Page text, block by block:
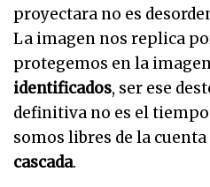
proyectara no es
La imagen nos replica
protegemos en la
identificados, ser ese
definitiva no es el tiempo
somos libres de la
cascada.